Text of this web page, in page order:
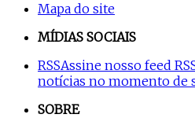
Mapa do site
MÍDIAS SOCIAIS
RSSAssine nosso feed
notícias no momento de
SOBRE